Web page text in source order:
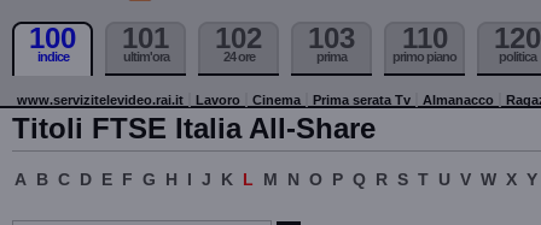
100
indice
101
ultim'ora
102
24 ore
103
prima
110
primo piano
120
politica
www.servizitelevideo.rai.it Lavoro Cinema Prima serata Tv Almanacco
Titoli FTSE Italia All-Share
A B C D E F G H I J K L M N O P Q R S T U V W X Y